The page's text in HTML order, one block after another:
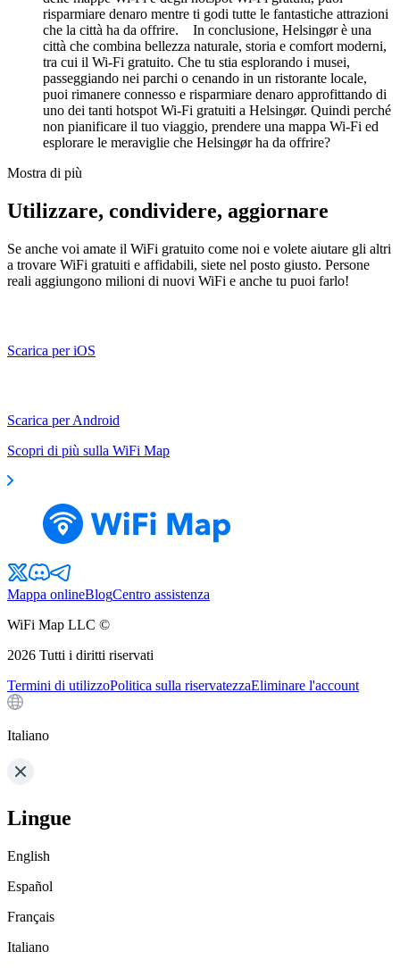
risparmiare denaro mentre ti godi tutte le fantastiche attrazioni
che la città ha da offrire. In conclusione, Helsingør è una
città che combina bellezza naturale, storia e comfort moderni,
tra cui il Wi-Fi gratuito. Che tu stia esplorando i musei,
passeggiando nei parchi o cenando in un ristorante locale,
puoi rimanere connesso e risparmiare denaro approfittando di
uno dei tanti hotspot Wi-Fi gratuiti a Helsingør. Quindi perché
non pianificare il tuo viaggio, prendere una mappa Wi-Fi ed
esplorare le meraviglie che Helsingør ha da offrire?
Mostra di più
Utilizzare, condividere, aggiornare
Se anche voi amate il WiFi gratuito come noi e volete aiutare gli altri
a trovare WiFi gratuiti e affidabili, siete nel posto giusto. Persone
reali aggiungono milioni di nuovi WiFi e anche tu puoi farlo!
Scarica per iOS
Scarica per Android
Scopri di più sulla WiFi Map
Mappa onlineBlogCentro assistenza
WiFi Map LLC ©
2026 Tutti i diritti riservati
Termini di utilizzoPolitica sulla riservatezzaEliminare l'account
Italiano
Lingue
English
Español
Français
Italiano